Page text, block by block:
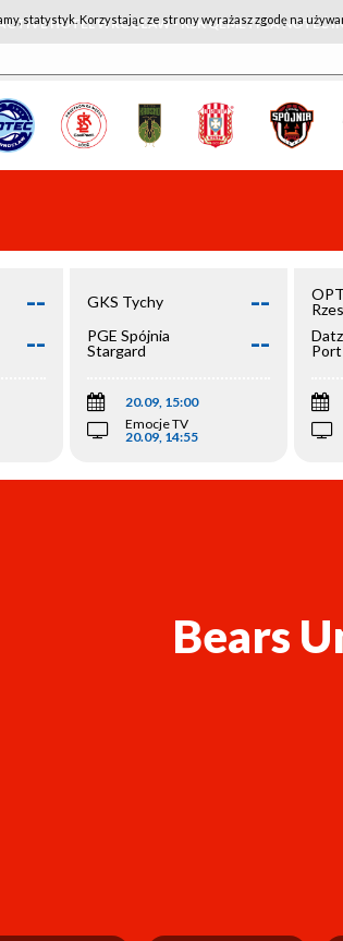
HOTEL WROCŁAW - KSK QEMETICA NOTEĆ
--
--
GKS Tychy --
PGE Spójnia
Stargard
--
20.09, 15:00
Emocje TV
20.09, 14:55
Bears
statystyk. Korzystając ze strony wyrażasz zgodę na